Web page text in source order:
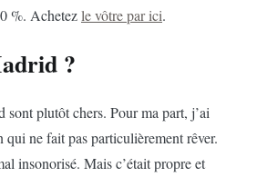
%. Achetezle vôtre par ici.
?
sont plutôt chers. Pour ma part, j’ai
qui ne fait pas particulièrement rêver.
insonorisé. Mais c’était propre et